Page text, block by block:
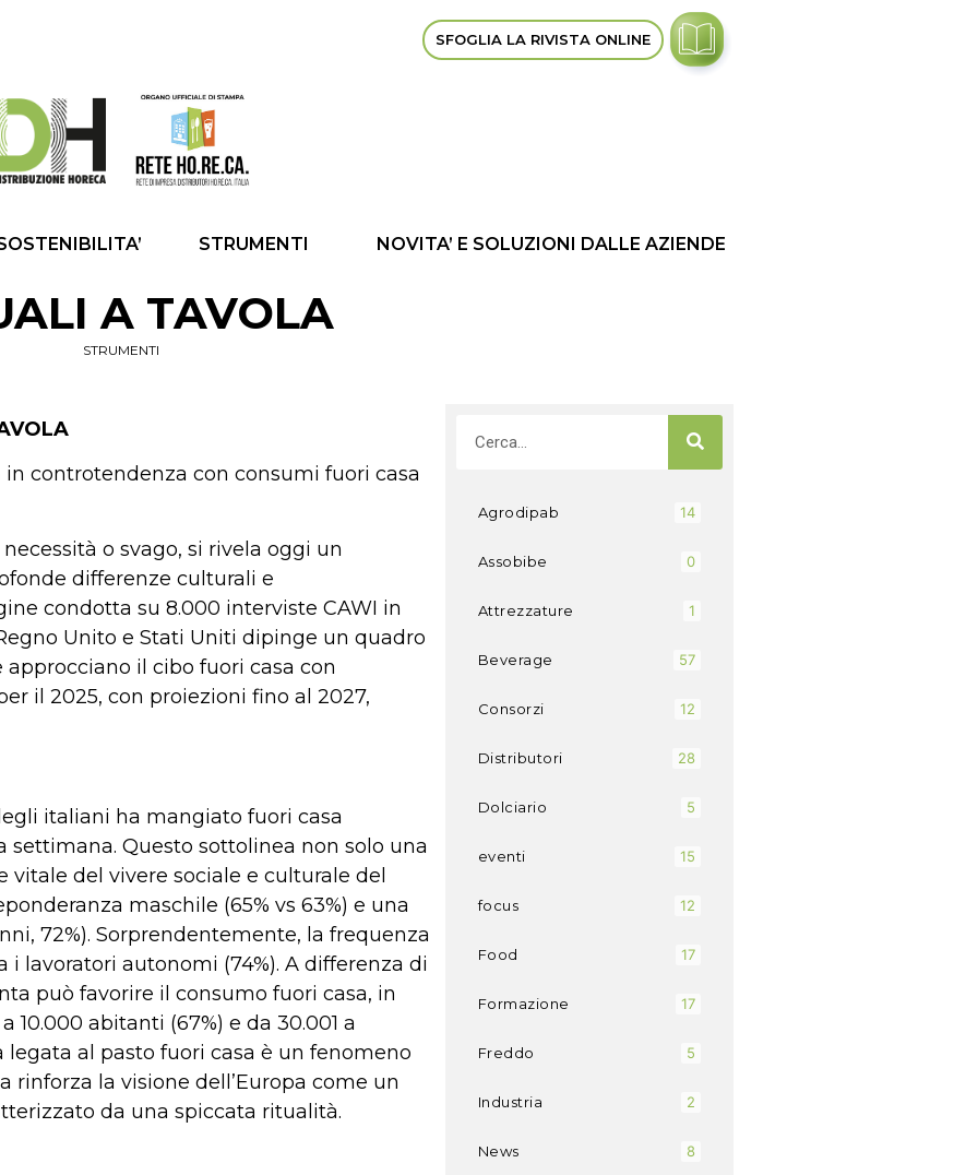
SFOGLIA LA RIVISTA ONLINE
STRUMENTI NOVITA’ E SOLUZIONI DALLE AZIENDE
A TAVOLA
STRUMENTI
controtendenza con consumi fuori casa
o svago, si rivela oggi un
differenze culturali e
condotta su 8.000 interviste CAWI in
Unito e Stati Uniti dipinge un quadro
il cibo fuori casa con
il 2025, con proiezioni fino al 2027,
italiani ha mangiato fuori casa
Questo sottolinea non solo una
del vivere sociale e culturale del
maschile (65% vs 63%) e una
72%). Sorprendentemente, la frequenza
lavoratori autonomi (74%). A differenza di
può favorire il consumo fuori casa, in
abitanti (67%) e da 30.001 a
legata al pasto fuori casa è un fenomeno
la visione dell’Europa come un
da una spiccata ritualità.
Agrodipab 14
Assobibe 0
Attrezzature 1
Beverage 57
Consorzi 12
Distributori 28
Dolciario 5
eventi 15
focus 12
Food 17
Formazione 17
Freddo 5
Industria 2
News 8